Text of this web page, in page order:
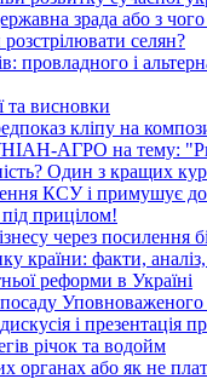
зрада або з
селян?
провладного і
та висновки
кліпу на
АГРО на тему:
Один з кращих
КСУ і примушує
прицілом!
через посилення
країни: факти,
реформи в Україні
і
річок та водойм
органах або як не